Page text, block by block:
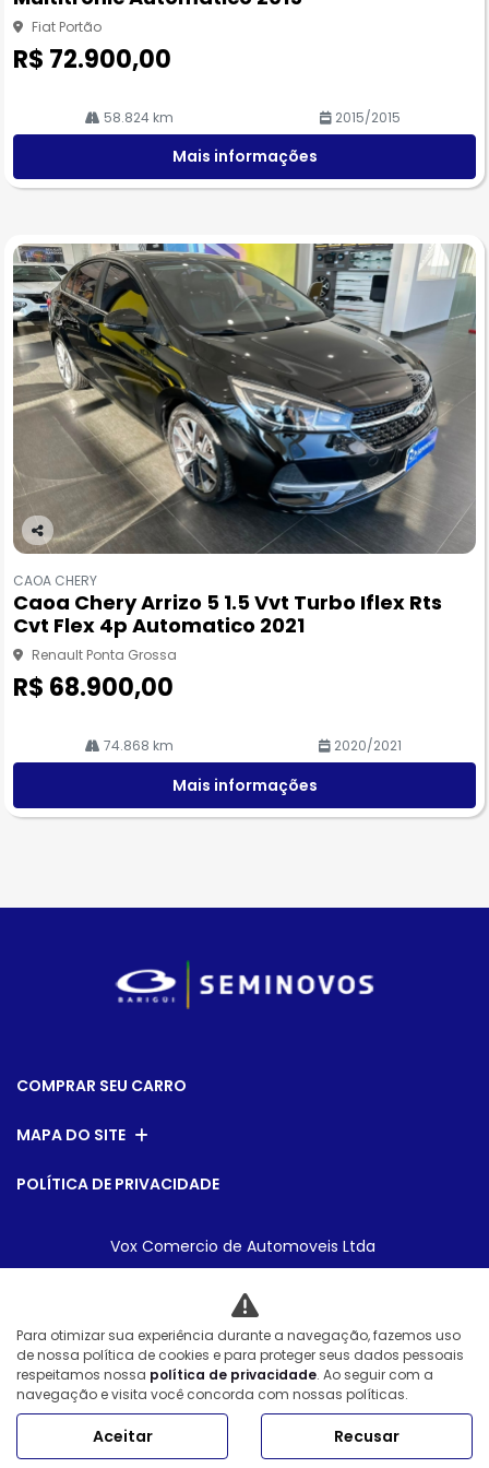
Fiat Portão
R$ 72.900,00
58.824 km 2015/2015
Mais informações
Co
pa
rtil
he
CAOA CHERY
Caoa Chery Arrizo 5 1.5 Vvt Turbo Iflex Rts
Cvt Flex 4p Automatico 2021
Renault Ponta Grossa
R$ 68.900,00
74.868 km 2020/2021
Mais informações
COMPRAR SEU CARRO
MAPA DO SITE
POLÍTICA DE PRIVACIDADE
Vox Comercio de Automoveis Ltda
Desacelere. Seu bem maior é a vida.
Para otimizar sua experiência durante a navegação, fazemos uso
de nossa política de cookies e para proteger seus dados pessoais
respeitamos nossa política de privacidade. Ao seguir com a
navegação e visita você concorda com nossas políticas.
Aceitar Recusar